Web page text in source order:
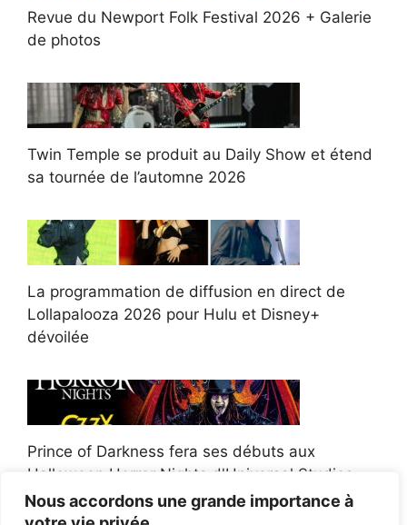
Nous accordons une grande importance à
Revue du Newport Folk Festival 2026 + Galerie
de photos
Twin Temple se produit au Daily Show et étend
sa tournée de l’automne 2026
La programmation de diffusion en direct de
Lollapalooza 2026 pour Hulu et Disney+
dévoilée
Prince of Darkness fera ses débuts aux
Halloween Horror Nights d'Universal Studios